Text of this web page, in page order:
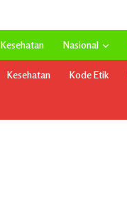
Kesehatan Nasional
Kesehatan Kode Etik